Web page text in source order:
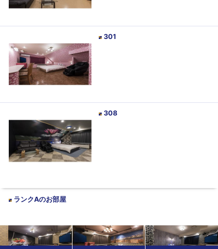
301
308
ランクAのお部屋